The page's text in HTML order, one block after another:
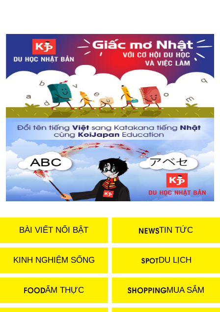
Kinh nghiệm săn vé máy bay giá rẻ từ Nhật Bản
Bí mật đằng sau hộp cơm Bento Nhật Bản
BÀI VIẾT NỔI BẬT TIN TỨC
KINH NGHIỆM SỐNG DU LỊCH
ẨM THỰC MUA SẮM